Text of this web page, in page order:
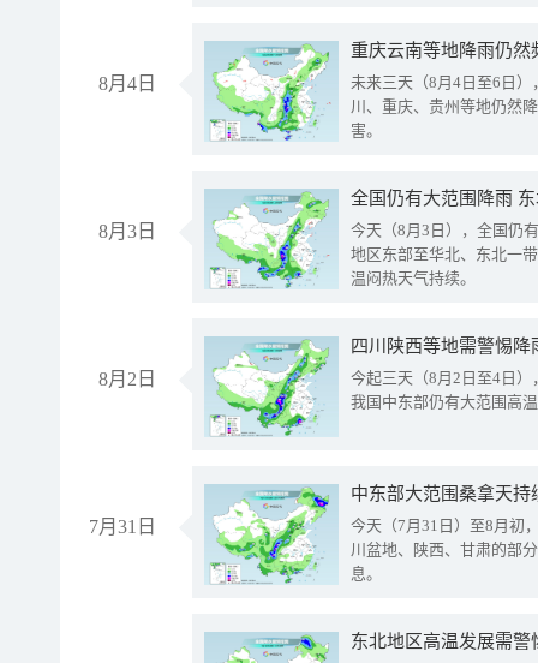
8月4日
重庆云南等地降雨仍然
未来三天（8月4日至6日
川、重庆、贵州等地仍然
害。
8月3日
全国仍有大范围降雨
今天（8月3日），全国仍
地区东部至华北、东北一
温闷热天气持续。
8月2日
今起三天（8月2日至4日
我国中东部仍有大范围高
7月31日
中东部大范围桑拿天
今天（7月31日）至8月初
川盆地、陕西、甘肃的部
息。
东北地区高温发展需